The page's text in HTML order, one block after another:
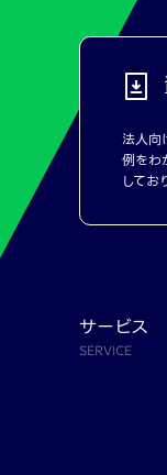
法人向
例をわ
してお
サービス
SERVICE